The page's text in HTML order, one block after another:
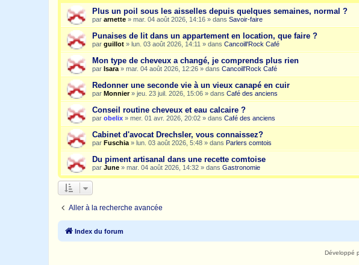
Plus un poil sous les aisselles depuis quelques semaines, normal ?
par arnette » mar. 04 août 2026, 14:16 » dans Savoir-faire
Punaises de lit dans un appartement en location, que faire ?
par guillot » lun. 03 août 2026, 14:11 » dans Cancoill'Rock Café
Mon type de cheveux a changé, je comprends plus rien
par Isara » mar. 04 août 2026, 12:26 » dans Cancoill'Rock Café
Redonner une seconde vie à un vieux canapé en cuir
par Monnier» jeu. 23 juil. 2026, 15:06 » dans Café des anciens
Conseil routine cheveux et eau calcaire ?
par obelix » mer. 01 avr. 2026, 20:02 » dans Café des anciens
Cabinet d'avocat Drechsler, vous connaissez?
par Fuschia » lun. 03 août 2026, 5:48 » dans Parlers comtois
Du piment artisanal dans une recette comtoise
par June » mar. 04 août 2026, 14:32 » dans Gastronomie
Aller à la recherche avancée
Index du forum
Développé